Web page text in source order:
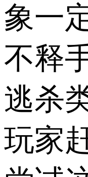
象一
不释
逃杀
玩家